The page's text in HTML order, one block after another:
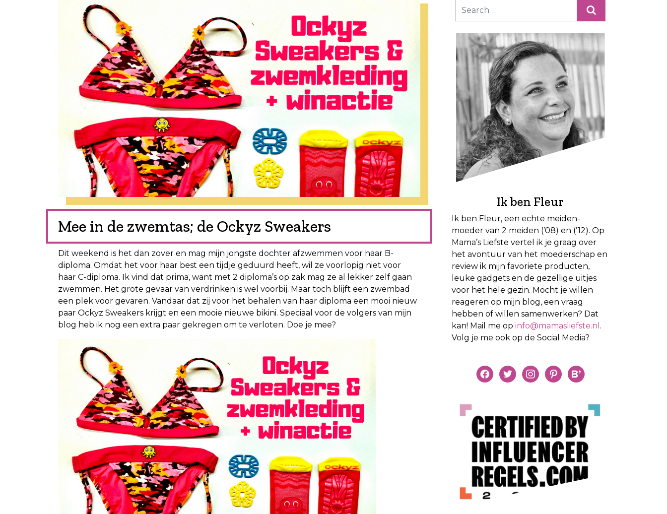
Mee in de zwemtas; de Ockyz Sweakers
Dit weekend is het dan zover en mag mijn jongste dochter afzwemmen voor haar B-
diploma. Omdat het voor haar best een tijdje geduurd heeft, wil ze voorlopig niet voor
haar C-diploma. Ik vind dat prima, want met 2 diploma’s op zak mag ze al lekker zelf gaan
zwemmen. Het grote gevaar van verdrinken is wel voorbij. Maar toch blijft een zwembad
een plek voor gevaren. Vandaar dat zij voor het behalen van haar diploma een mooi nieuw
paar Ockyz Sweakers krijgt en een mooie nieuwe bikini. Speciaal voor de volgers van mijn
blog heb ik nog een extra paar gekregen om te verloten. Doe je mee?
Ik ben Fleur
Ik ben Fleur, een echte meiden-
moeder van 2 meiden (’08) en (’12). Op
Mama’s Liefste vertel ik je graag over
het avontuur van het moederschap en
review ik mijn favoriete producten,
leuke gadgets en de gezellige uitjes
voor het hele gezin. Mocht je willen
reageren op mijn blog, een vraag
hebben of willen samenwerken? Dat
kan! Mail me op info@mamasliefste.nl .
Volg je me ook op de Social Media?
facebooktwitterinstagrampinterestbloglovin